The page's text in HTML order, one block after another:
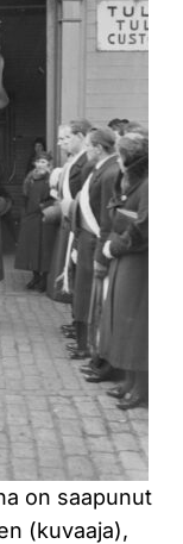
on saapunut
(kuvaaja),